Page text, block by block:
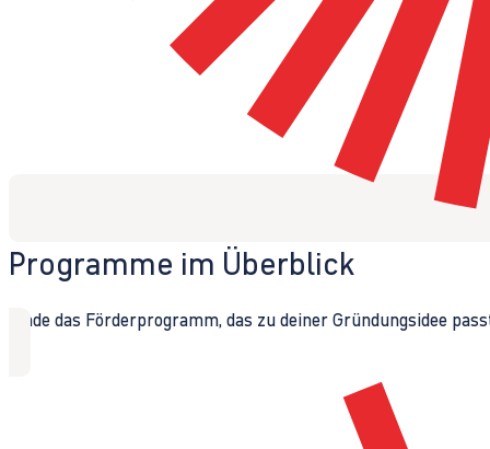
Programme im Überblick
Finde das Förderprogramm, das zu deiner Gründungsidee